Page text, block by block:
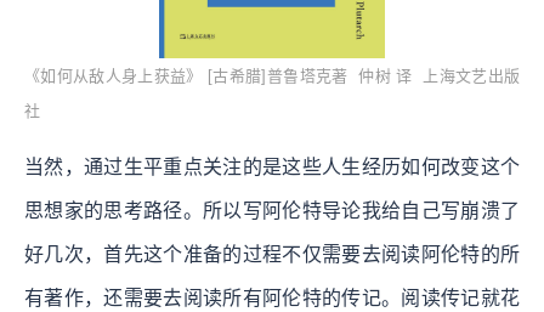
《如何从敌人身上获益》 [古希腊]普鲁塔克著 仲树 译 上海文艺出版
社
当然，通过生平重点关注的是这些人生经历如何改变这个
思想家的思考路径。所以写阿伦特导论我给自己写崩溃了
好几次，首先这个准备的过程不仅需要去阅读阿伦特的所
有著作，还需要去阅读所有阿伦特的传记。阅读传记就花